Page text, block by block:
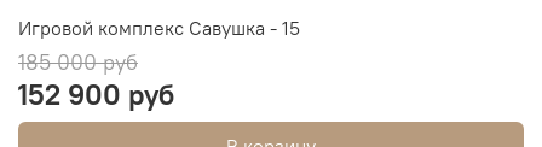
Игровой комплекс Савушка - 15
185 000 руб
152 900 руб